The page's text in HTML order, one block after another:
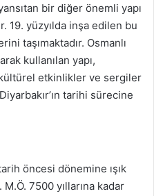
bir diğer önemli yapı
19. yüzyılda inşa edilen bu
taşımaktadır. Osmanlı
kullanılan yapı,
etkinlikler ve sergiler
tarihi sürecine
öncesi dönemine ışık
7500 yıllarına kadar